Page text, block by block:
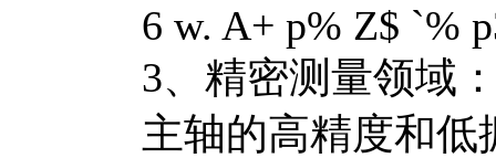
6 w. A+ p% Z$ `%
3、精密测量领域
主轴的高精度和